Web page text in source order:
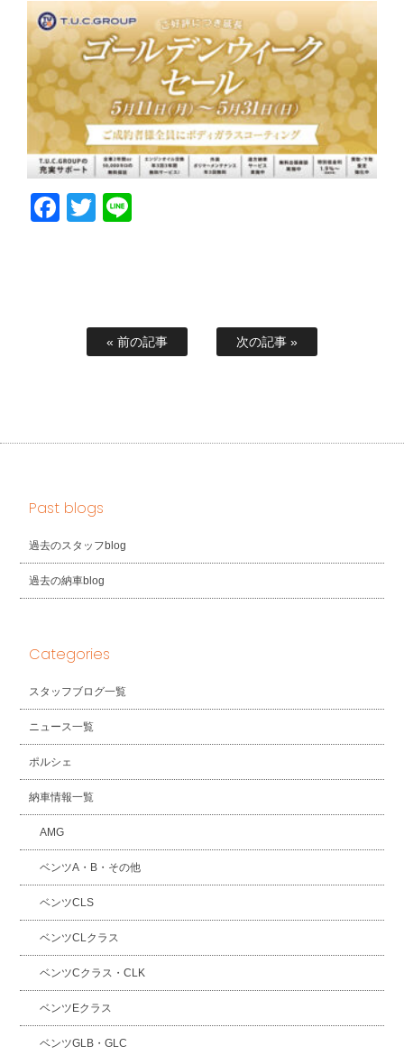
Facebook
Twitter
« 前の記事 次の記事 »
Past blogs
過去のスタッフblog
過去の納車blog
Categories
スタッフブログ一覧
ニュース一覧
ポルシェ
納車情報一覧
AMG
ベンツA・B・その他
ベンツCLS
ベンツCLクラス
ベンツCクラス・CLK
ベンツEクラス
ベンツGLB・GLC